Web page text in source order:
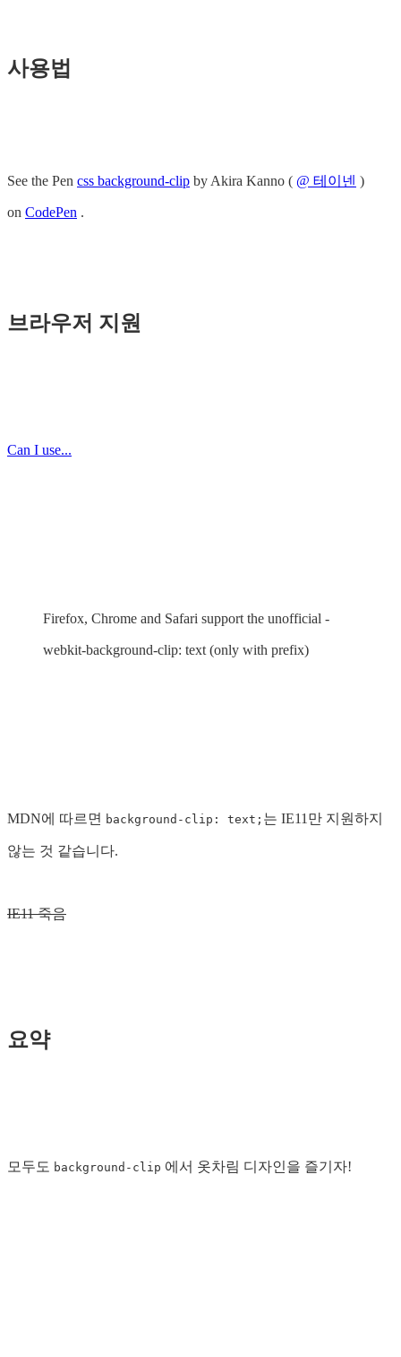
사용법
See the Pen css background-clip by Akira Kanno ( @ 테이넨 )
on CodePen .
브라우저 지원
Can I use...
Firefox, Chrome and Safari support the unofficial -
webkit-background-clip: text (only with prefix)
MDN에 따르면 background-clip: text; 는 IE11만 지원하지
않는 것 같습니다.
IE11 죽음
요약
모두도 background-clip 에서 옷차림 디자인을 즐기자!